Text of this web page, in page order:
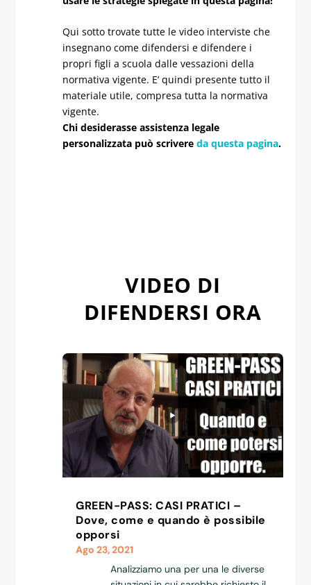
Qui sotto trovate tutte le video interviste che
insegnano come difendersi e difendere i
propri figli a scuola dalle vessazioni della
normativa vigente. E’ quindi presente tutto il
materiale utile, compresa tutta la normativa
vigente.
Chi desiderasse assistenza legale
personalizzata può scrivere da questa pagina.
VIDEO DI
DIFENDERSI ORA
GREEN-PASS: CASI PRATICI –
Dove, come e quando è possibile
opporsi
Ago 23, 2021
Analizziamo una per una le diverse